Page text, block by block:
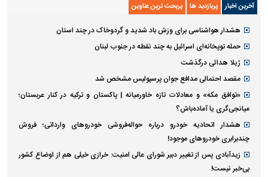
آخرین اخبار پربازدید ها پربحث ترین عناوین
هشدار هواشناسی برای وزش باد شدید و گردوخاک در چند استان
حمله توپخانه‌ای اسرائیل به چند نقطه در جنوب لبنان
ژیلا هدائی درگذشت
مقصد احتمالی مدافع جوان پرسپولیس مشخص شد
«توافق مکه» و معادلات تازه خاورمیانه | پاکستان و ترکیه در کنار عربستان؛
میانجی‌گری یا آماده‌باش؟
هشدار اتحادیه خودرو درباره حواله‌فروشی خودروهای وارداتی‌؛ فروش
چندبرابری خودروهای موجود!
زیدآبادی پس از تغییر دبیر شورای عالی امنیت: خرازی خیلی هم از اوضاع کشور
بی‌خبر نیست!